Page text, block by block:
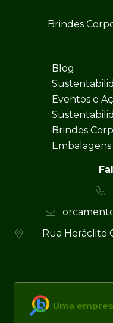
Brindes
Blog
Eventos e
Brindes
Rua Heráclito
Uma